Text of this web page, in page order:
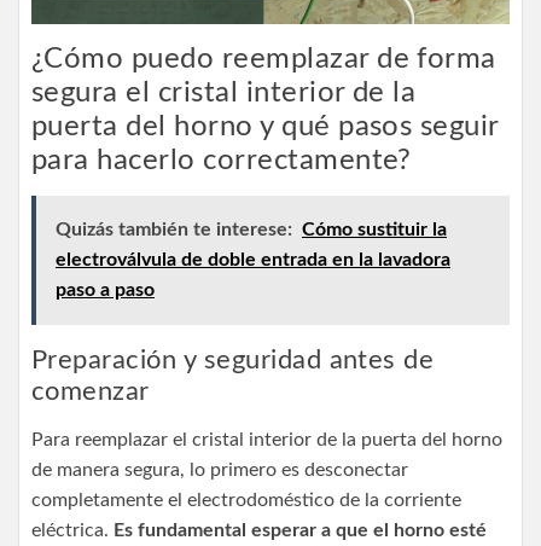
¿Cómo puedo reemplazar de forma
segura el cristal interior de la
puerta del horno y qué pasos seguir
para hacerlo correctamente?
Quizás también te interese: Cómo sustituir la
electroválvula de doble entrada en la lavadora
paso a paso
Preparación y seguridad antes de
comenzar
Para reemplazar el cristal interior de la puerta del horno
de manera segura, lo primero es desconectar
completamente el electrodoméstico de la corriente
eléctrica. Es fundamental esperar a que el horno esté